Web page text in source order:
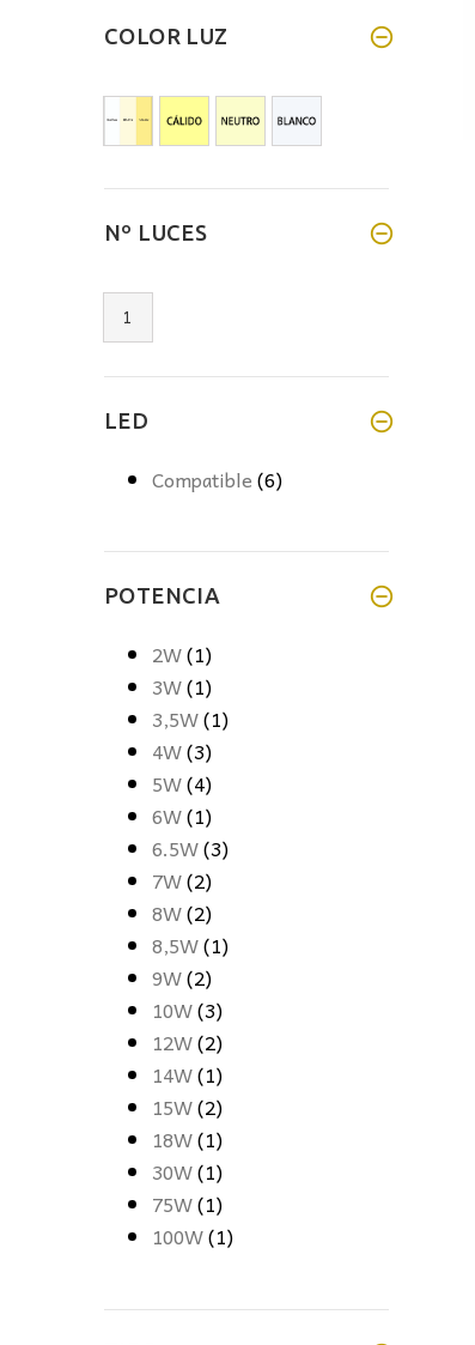
COLOR LUZ
Nº LUCES
1
LED
Compatible(6)
POTENCIA
2W(1)
3W(1)
3,5W(1)
4W(3)
5W(4)
6W(1)
6.5W(3)
7W(2)
8W(2)
8,5W(1)
9W(2)
10W(3)
12W(2)
14W(1)
15W(2)
18W(1)
30W(1)
75W(1)
100W(1)